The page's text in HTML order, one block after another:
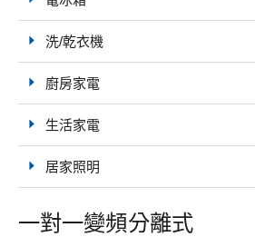
洗/乾衣機
廚房家電
生活家電
居家照明
一對一變頻分離式